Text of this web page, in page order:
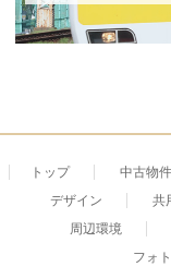
トップ 中古物件
デザイン
共
周辺環境
フォ